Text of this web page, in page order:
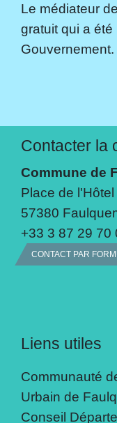
Le médiateur
gratuit qui a
Contacter la
Commune de
Place de
57380
+33 3 87 29 70
CONTACT PAR
Liens utiles
Communauté
Urbain de
Conseil